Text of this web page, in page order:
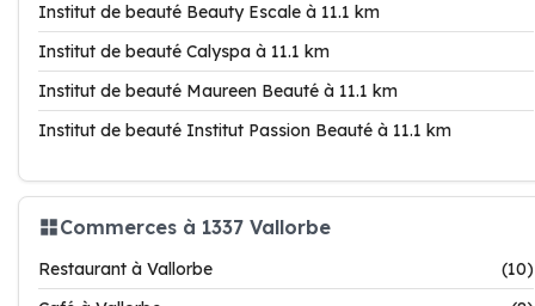
Institut de beauté Beauty Escale à 11.1 km
Institut de beauté Calyspa à 11.1 km
Institut de beauté Maureen Beauté à 11.1 km
Institut de beauté Institut Passion Beauté à 11.1 km
Commerces à 1337 Vallorbe
Restaurant à Vallorbe
(10)